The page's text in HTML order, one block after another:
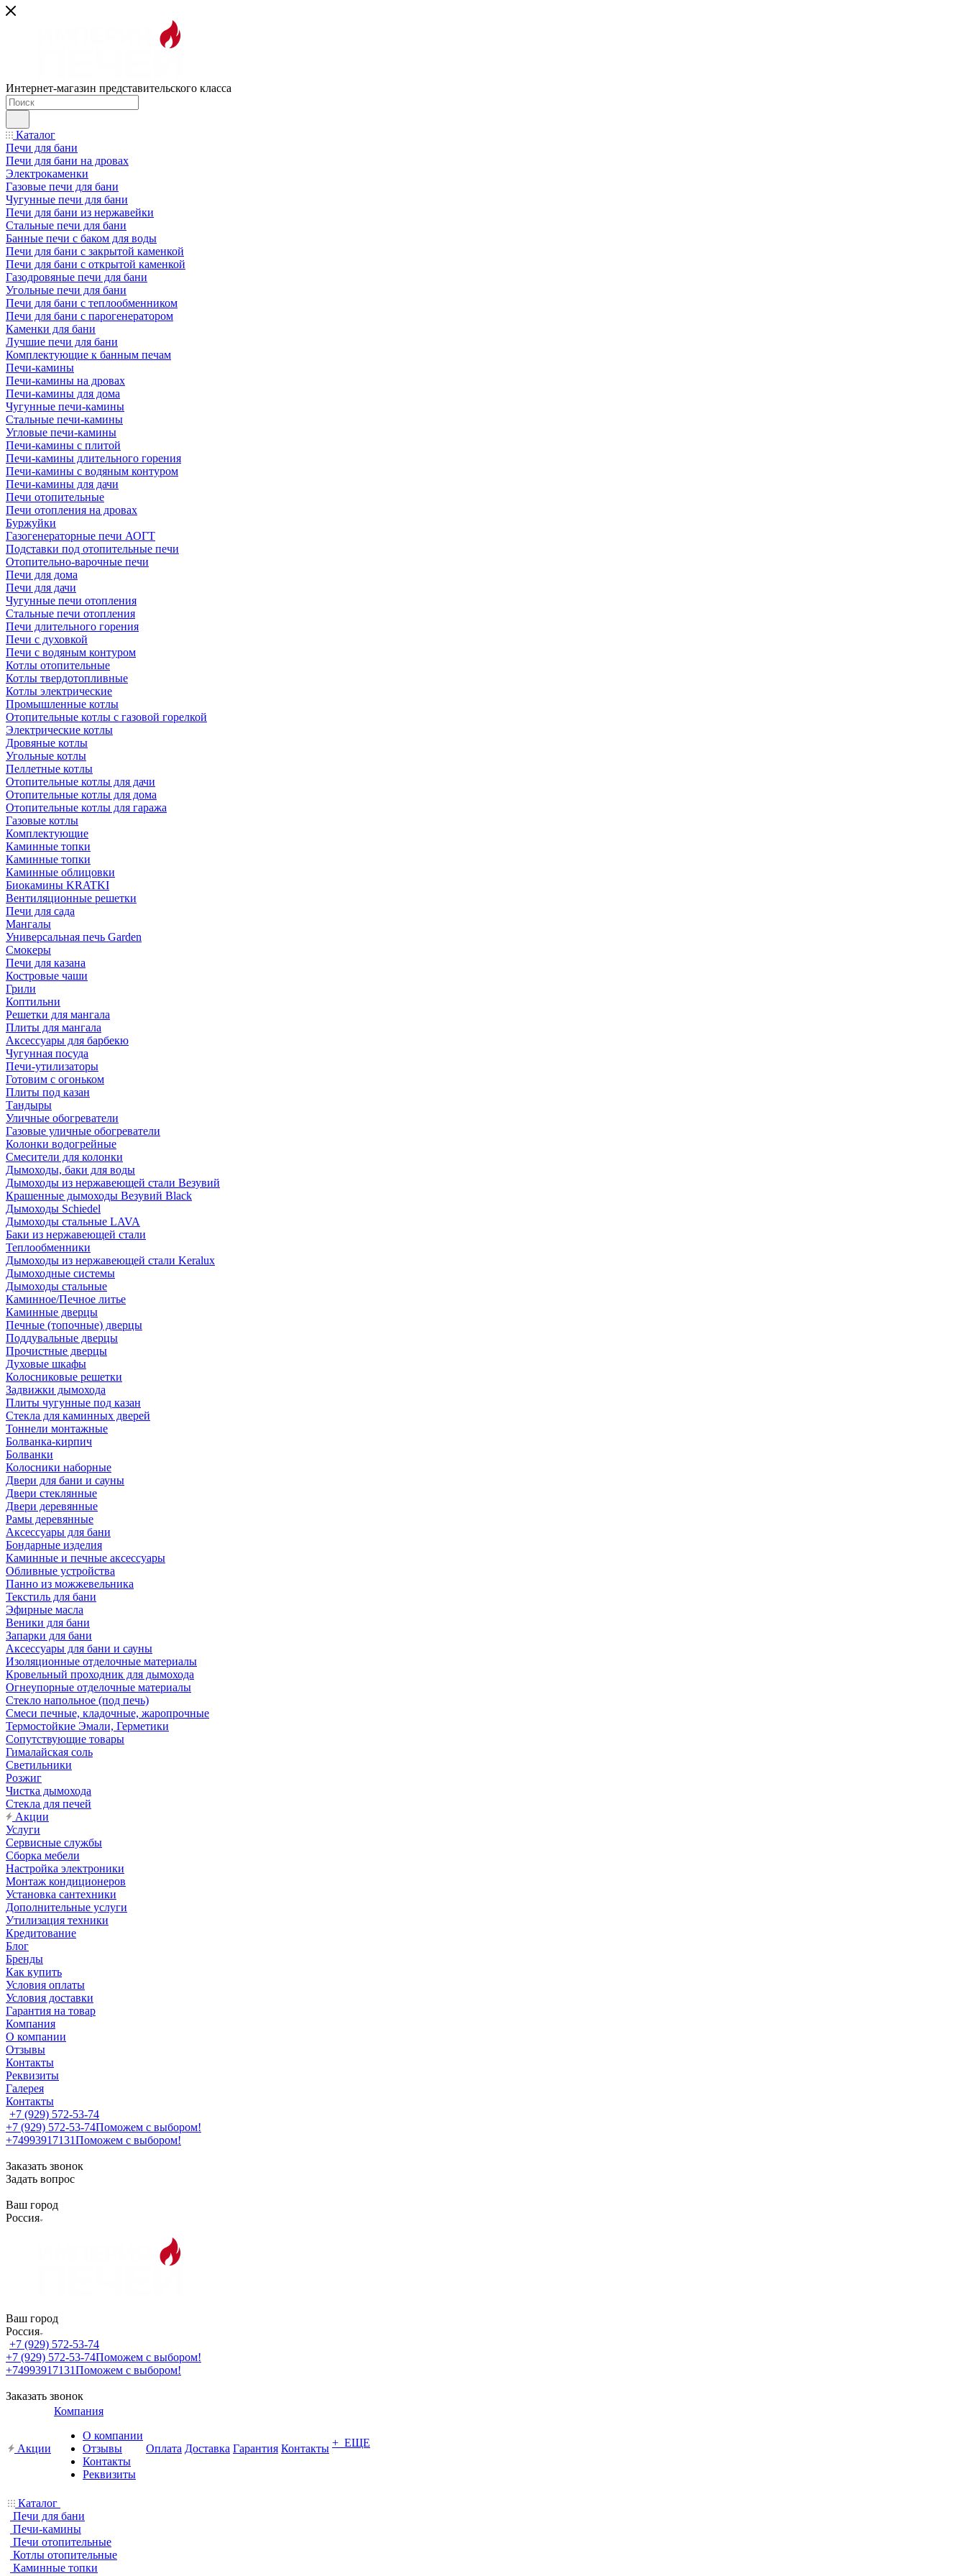
Интернет-магазин представительского класса
Каталог
Печи для бани
Печи для бани на дровах
Электрокаменки
Газовые печи для бани
Чугунные печи для бани
Печи для бани из нержавейки
Стальные печи для бани
Банные печи с баком для воды
Печи для бани с закрытой каменкой
Печи для бани с открытой каменкой
Газодровяные печи для бани
Угольные печи для бани
Печи для бани с теплообменником
Печи для бани с парогенератором
Каменки для бани
Лучшие печи для бани
Комплектующие к банным печам
Печи-камины
Печи-камины на дровах
Печи-камины для дома
Чугунные печи-камины
Стальные печи-камины
Угловые печи-камины
Печи-камины с плитой
Печи-камины длительного горения
Печи-камины с водяным контуром
Печи-камины для дачи
Печи отопительные
Печи отопления на дровах
Буржуйки
Газогенераторные печи АОГТ
Подставки под отопительные печи
Отопительно-варочные печи
Печи для дома
Печи для дачи
Чугунные печи отопления
Стальные печи отопления
Печи длительного горения
Печи с духовкой
Печи с водяным контуром
Котлы отопительные
Котлы твердотопливные
Котлы электрические
Промышленные котлы
Отопительные котлы с газовой горелкой
Электрические котлы
Дровяные котлы
Угольные котлы
Пеллетные котлы
Отопительные котлы для дачи
Отопительные котлы для дома
Отопительные котлы для гаража
Газовые котлы
Комплектующие
Каминные топки
Каминные топки
Каминные облицовки
Биокамины KRATKI
Вентиляционные решетки
Печи для сада
Мангалы
Универсальная печь Garden
Смокеры
Печи для казана
Костровые чаши
Грили
Коптильни
Решетки для мангала
Плиты для мангала
Аксессуары для барбекю
Чугунная посуда
Печи-утилизаторы
Готовим с огоньком
Плиты под казан
Тандыры
Уличные обогреватели
Газовые уличные обогреватели
Колонки водогрейные
Смесители для колонки
Дымоходы, баки для воды
Дымоходы из нержавеющей стали Везувий
Крашенные дымоходы Везувий Black
Дымоходы Schiedel
Дымоходы стальные LAVA
Баки из нержавеющей стали
Теплообменники
Дымоходы из нержавеющей стали Keralux
Дымоходные системы
Дымоходы стальные
Каминное/Печное литье
Каминные дверцы
Печные (топочные) дверцы
Поддувальные дверцы
Прочистные дверцы
Духовые шкафы
Колосниковые решетки
Задвижки дымохода
Плиты чугунные под казан
Стекла для каминных дверей
Тоннели монтажные
Болванка-кирпич
Болванки
Колосники наборные
Двери для бани и сауны
Двери стеклянные
Двери деревянные
Рамы деревянные
Аксессуары для бани
Бондарные изделия
Каминные и печные аксессуары
Обливные устройства
Панно из можжевельника
Текстиль для бани
Эфирные масла
Веники для бани
Запарки для бани
Аксессуары для бани и сауны
Изоляционные отделочные материалы
Кровельный проходник для дымохода
Огнеупорные отделочные материалы
Стекло напольное (под печь)
Смеси печные, кладочные, жаропрочные
Термостойкие Эмали, Герметики
Сопутствующие товары
Гималайская соль
Светильники
Розжиг
Чистка дымохода
Стекла для печей
Акции
Услуги
Сервисные службы
Сборка мебели
Настройка электроники
Монтаж кондиционеров
Установка сантехники
Дополнительные услуги
Утилизация техники
Кредитование
Блог
Бренды
Как купить
Условия оплаты
Условия доставки
Гарантия на товар
Компания
О компании
Отзывы
Контакты
Реквизиты
Галерея
Контакты
+7 (929) 572-53-74
+7 (929) 572-53-74Поможем с выбором!
+74993917131Поможем с выбором!
Заказать звонок
Задать вопрос
Ваш город
Россия
Ваш город
Россия
+7 (929) 572-53-74
+7 (929) 572-53-74Поможем с выбором!
+74993917131Поможем с выбором!
Заказать звонок
Акции
Компания
О компании
Отзывы
Контакты
Реквизиты
Оплата Доставка Гарантия Контакты + ЕЩЕ
Каталог
Печи для бани
Печи-камины
Печи отопительные
Котлы отопительные
Каминные топки